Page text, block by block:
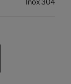
Inox 304